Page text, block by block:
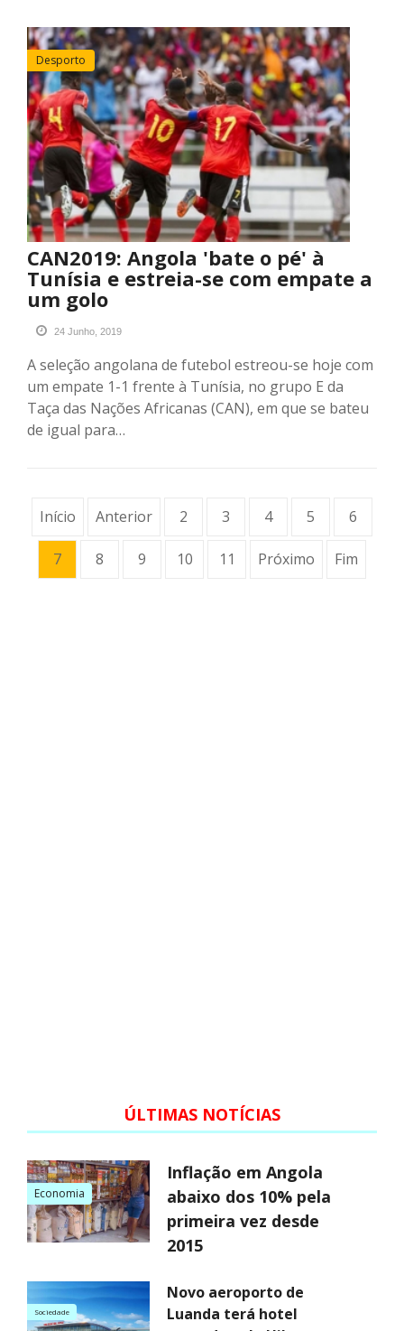
Desporto
CAN2019: Angola 'bate o pé' à
Tunísia e estreia-se com empate a
um golo
24 Junho, 2019
A seleção angolana de futebol estreou-se hoje com
um empate 1-1 frente à Tunísia, no grupo E da
Taça das Nações Africanas (CAN), em que se bateu
de igual para…
Início Anterior 2 3 4 5 6
7 8 9 10 11 Próximo Fim
ÚLTIMAS NOTÍCIAS
Economia
Inflação em Angola
abaixo dos 10% pela
primeira vez desde
2015
Sociedade
Novo aeroporto de
Luanda terá hotel